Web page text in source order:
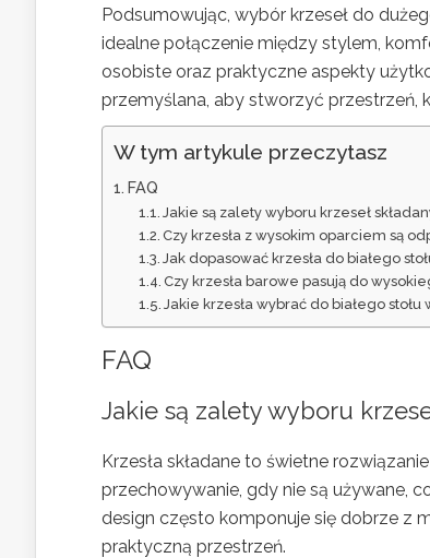
Podsumowując, wybór krzeseł do
idealne połączenie między stylem,
osobiste oraz praktyczne aspekty
przemyślana, aby stworzyć przestrzeń,
W tym artykule przeczytasz
FAQ
Jakie są zalety wyboru krzeseł
Czy krzesła z wysokim oparciem są
Jak dopasować krzesła do białego
Czy krzesła barowe pasują do
Jakie krzesła wybrać do białego
FAQ
Jakie są zalety wyboru
Krzesła składane to świetne
przechowywanie, gdy nie są używane,
design często komponuje się dobrze z
praktyczną przestrzeń.